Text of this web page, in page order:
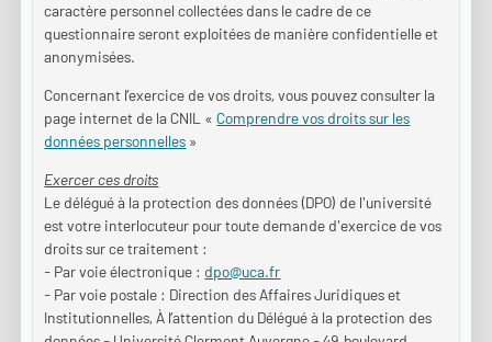
caractère personnel collectées dans le cadre de ce
questionnaire seront exploitées de manière confidentielle et
anonymisées.
Concernant l’exercice de vos droits, vous pouvez consulter la
page internet de la CNIL «Comprendre vos droits sur les
données personnelles »
Exercer ces droits
Le délégué à la protection des données (DPO) de l'université
est votre interlocuteur pour toute demande d'exercice de vos
droits sur ce traitement :
- Par voie électronique : dpo@uca.fr
- Par voie postale : Direction des Affaires Juridiques et
Institutionnelles, À l’attention du Délégué à la protection des